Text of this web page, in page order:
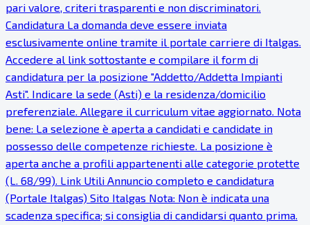
pari valore, criteri trasparenti e non discriminatori.
Candidatura La domanda deve essere inviata
esclusivamente online tramite il portale carriere di Italgas.
Accedere al link sottostante e compilare il form di
candidatura per la posizione "Addetto/Addetta Impianti
Asti". Indicare la sede (Asti) e la residenza/domicilio
preferenziale. Allegare il curriculum vitae aggiornato. Nota
bene: La selezione è aperta a candidati e candidate in
possesso delle competenze richieste. La posizione è
aperta anche a profili appartenenti alle categorie protette
(L. 68/99). Link Utili Annuncio completo e candidatura
(Portale Italgas) Sito Italgas Nota: Non è indicata una
scadenza specifica; si consiglia di candidarsi quanto prima.